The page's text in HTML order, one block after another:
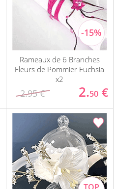
Rameaux de 6 Branches
Fleurs de Pommier Fuchsia
x2
2.95 € 2.50 €